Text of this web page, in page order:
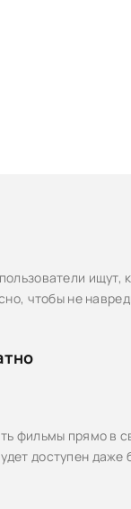
ищут,
чтобы не
фильмы прямо в
доступен даже